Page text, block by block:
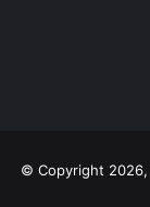
© Copyright